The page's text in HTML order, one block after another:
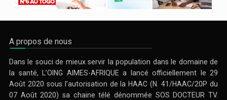
A propos de nous
Dans le souci de mieux servir la population dans le domaine de
la santé, L’OING AIMES-AFRIQUE a lancé officiellement le 29
Août 2020 sous l’autorisation de la HAAC (N. 41/HAAC/20P du
07 Août 2020) sa chaine télé dénommée SOS DOCTEUR TV.